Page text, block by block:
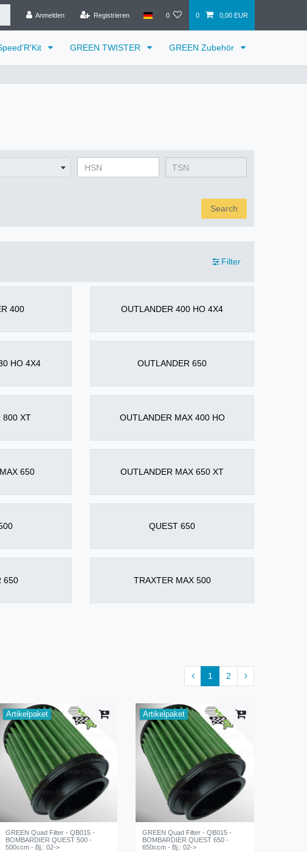
Anmelden Registrieren 0 0 0,00 EUR
GREEN TWISTER GREEN Zubehör
Search
Filter
400 OUTLANDER 400 HO 4X4
HO 4X4 OUTLANDER 650
800 XT OUTLANDER MAX 400 HO
650 OUTLANDER MAX 650 XT
QUEST 650
650 TRAXTER MAX 500
1 2
Artikelpaket
GREEN Quad Filter - QB015 -
BOMBARDIER QUEST 500 -
500ccm - Bj.: 02->
Artikelpaket
GREEN Quad Filter - QB015 -
BOMBARDIER QUEST 650 -
650ccm - Bj.: 02->